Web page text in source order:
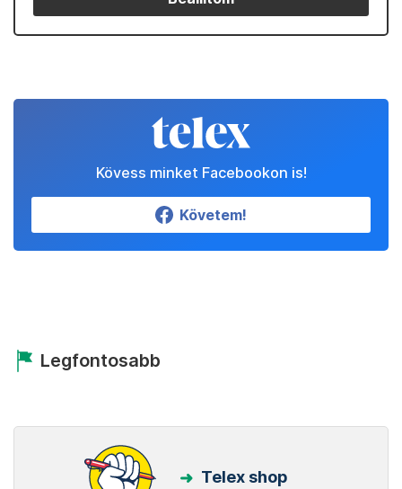
Kövess minket Facebookon is!
Követem!
Legfontosabb
Telex shop